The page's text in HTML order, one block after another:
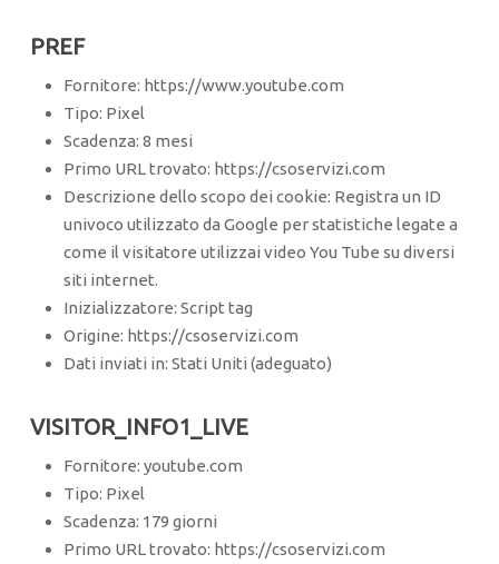
PREF
Fornitore: https://www.youtube.com
Tipo: Pixel
Scadenza: 8 mesi
Primo URL trovato: https://csoservizi.com
Descrizione dello scopo dei cookie: Registra un ID
univoco utilizzato da Google per statistiche legate a
come il visitatore utilizzai video You Tube su diversi
siti internet.
Inizializzatore: Script tag
Origine: https://csoservizi.com
Dati inviati in: Stati Uniti (adeguato)
VISITOR_INFO1_LIVE
Fornitore: youtube.com
Tipo: Pixel
Scadenza: 179 giorni
Primo URL trovato: https://csoservizi.com